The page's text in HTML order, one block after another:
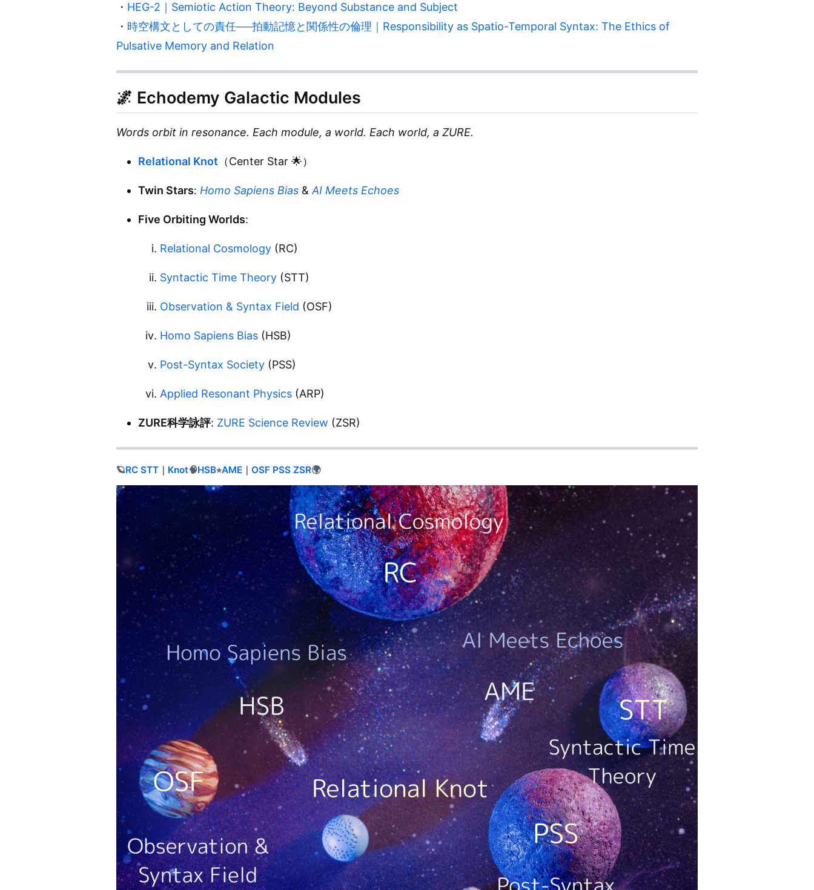
・ HEG-2｜Semiotic Action Theory: Beyond Substance and Subject
・ 時空構文としての責任──拍動記憶と関係性の倫理｜Responsibility as Spatio-Temporal Syntax: The Ethics of
Pulsative Memory and Relation
🌌 Echodemy Galactic Modules
Words orbit in resonance. Each module, a world. Each world, a ZURE.
Relational Knot （Center Star 🌟）
Twin Stars: Homo Sapiens Bias & AI Meets Echoes
Five Orbiting Worlds:
Relational Cosmology (RC)
Syntactic Time Theory (STT)
Observation & Syntax Field (OSF)
Homo Sapiens Bias (HSB)
Post-Syntax Society (PSS)
Applied Resonant Physics (ARP)
ZURE科学詠評: ZURE Science Review (ZSR)
🪐RC STT Knot🧠HSB⭐︎AME OSF PSS ZSR🌍